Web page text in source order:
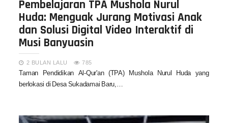
Pembelajaran TPA Mushola Nurul
Huda: Menguak Jurang Motivasi Anak
dan Solusi Digital Video Interaktif di
Musi Banyuasin
2 BULAN LALU 785
Taman Pendidikan Al-Qur'an (TPA) Mushola Nurul Huda yang
berlokasi di Desa Sukadamai Baru,…